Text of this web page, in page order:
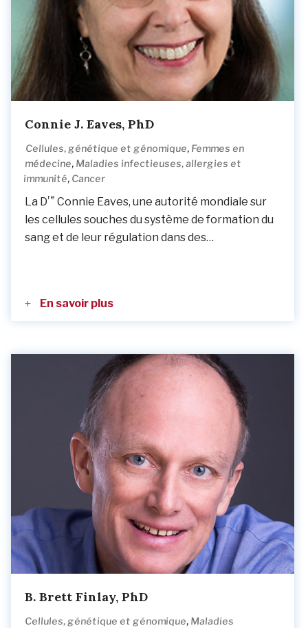
Connie J. Eaves, PhD
Cellules, génétique et génomique,Femmes en
médecine, Maladies infectieuses, allergies et
immunité,Cancer
La Dre Connie Eaves, une autorité mondiale sur
les cellules souches du système de formation du
sang et de leur régulation dans des…
En savoir plus
B. Brett Finlay, PhD
Cellules, génétique et génomique,Maladies